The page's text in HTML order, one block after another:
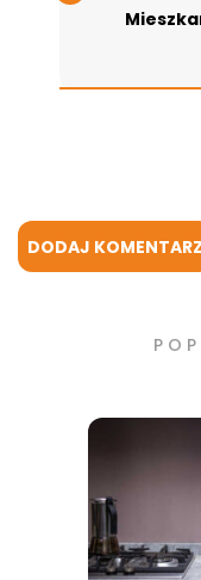
DODAJ KOMENTARZ